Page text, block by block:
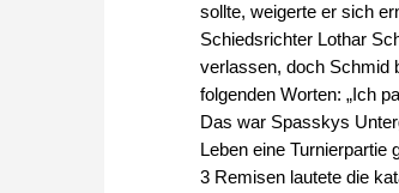
sollte, weigerte er sich
Schiedsrichter Lothar
verlassen, doch Schmid
folgenden Worten: „Ich
Das war Spasskys
Leben eine Turnierpartie
3 Remisen lautete die